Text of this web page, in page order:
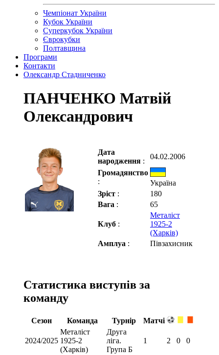
Чемпіонат України
Кубок України
Суперкубок України
Єврокубки
Полтавщина
Програми
Контакти
Олександр Стадниченко
ПАНЧЕНКО Матвій
Олександрович
Дата
народження :
04.02.2006
Громадянство
:
Україна
Зріст :
180
Вага : 65
Клуб :
Металіст
1925-2
(Харків)
Амплуа : Півзахисник
Статистика виступів за
команду
Сезон Команда Турнір Матчі
2024/2025
Металіст
1925-2
(Харків)
Друга
ліга.
Група Б
1 2 0 0